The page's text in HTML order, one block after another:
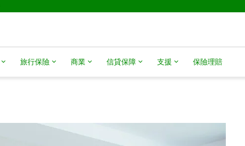
旅行保險 商業 信貸保障 支援 保險理賠